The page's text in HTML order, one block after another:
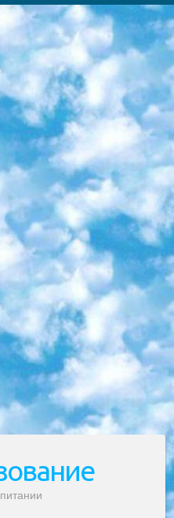
материалы. Хотя «Смартия» ориентируется на русскоязычную аудиторию, часть контента всё же доступна только на английском. 3. «Лекторий Физтеха» Проект Московского физико-технического института (Физтеха). С его помощью вы можете смотреть онлайн серии лекций, записанные на видео в этом вузе. В числе доступных предметов — физика, биология, химия, информационные технологии и другие. К некоторым лекциям администрация ресурса прилагает готовые конспекты, которые можно скачивать в PDF-формате. 4. ITMOcourses Онлайн-площадка Санкт-Петербургского национального исследовательского университета информационных технологий, механики и оптики (ИТМО). Ресурс предоставляет свободный доступ к курсам, разработанным в этом вузе. Каталог материалов разбит на четыре категории: «Оптические системы и технологии», «Приборостроение и робототехника», «Информационные технологии» и «Биотехнологии». Курсы состоят из видеолекций, интерактивных демонстраций и заданий. 5. «КиберЛенинка» Электронная научная библиотека открытого доступа. Каталог площадки регулярно обрастает текстами статей из различных научных изданий. Сгруппированные по журналам и рубрикам публикации можно читать онлайн или скачивать целиком в PDF-формате. Проект нацелен на популяризацию науки за счёт открытого доступа к качественной информации. 6. «ПостНаука» На этом ресурсе публикуют подборки видеолекций, составленные экспертами из разных отраслей и объединённые общими темами. Среди них, к примеру, есть серии «Биоинформатика и геномика», «Культура средневековой Скандинавии» и Cinema Studies о теории кино. Каждая подборка лекций — логически связанная история, рассказанная экспертом от первого лица. Кроме того, на сайте появляются научно-образовательные статьи и тесты на разные темы. 7. «Newочём» Команда проекта «Newочём» отбирает самые интересные тексты из англоязычных СМИ и переводит те из них, за которые голосуют участники сообщества «ВКонтакте». По большей части это научно-популярные статьи. Редакторы придумывают лишь заголовки, в остальном содержание переводов соответствует оригиналам. Полные тексты можно читать прямо в социальной сети. 8. InternetUrok Онлайн-база материалов по основным дисциплинам школьной программы. Информация на сайте структурирована по классам, предметам и темам (урокам). Каждый урок состоит из видеолекций и конспектов. Есть также интерактивные тренажёры и тесты для закрепления пройденного материала. Даже если вы давно окончили школу, возможность повторить программу старших классов всегда может пригодиться. 9. Edutainme Ещё один ресурс об образовании. В отличие от Newtonew, как мне кажется, Edutainme больше ориентируется на представителей индустрии: педагогов, предпринимателей, разработчиков образовательных проектов. Но и любой, кто просто стремится к саморазвитию, найдёт на сайте много полезного и интересного для себя. Например, информацию о новых курсах и образовательных сервисах. 10. Newtonew Онлайн-медиа об образовании и обучении в широком смысле. Авторы Newtonew пишут об инструментах, заведениях, тактиках и стратегиях, которые помогают учить других и получать новые знания самостоятельно. На этой площадке вы найдёте новости, обзоры, аналитические мат